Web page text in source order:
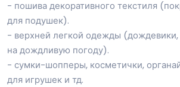
- пошива декоративного текстиля
для подушек).
- верхней легкой одежды (дождевики,
на дождливую погоду).
- сумки-шопперы, косметички,
для игрушек и тд.